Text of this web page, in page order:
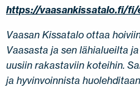
https://vaasankissatalo.fi/
Vaasan Kissatalo ottaa
Vaasasta ja sen lähialueilta
uusiin rakastaviin koteihin.
ja hyvinvoinnista